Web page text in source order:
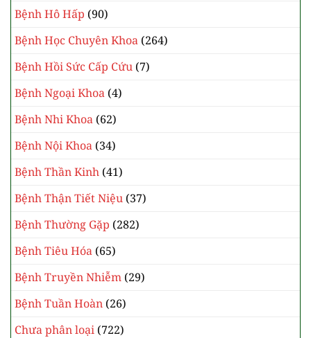
Bệnh Hô Hấp (90)
Bệnh Học Chuyên Khoa (264)
Bệnh Hồi Sức Cấp Cứu (7)
Bệnh Ngoại Khoa (4)
Bệnh Nhi Khoa (62)
Bệnh Nội Khoa (34)
Bệnh Thần Kinh (41)
Bệnh Thận Tiết Niệu (37)
Bệnh Thường Gặp (282)
Bệnh Tiêu Hóa (65)
Bệnh Truyền Nhiễm (29)
Bệnh Tuần Hoàn (26)
Chưa phân loại (722)